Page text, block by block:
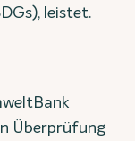
leistet.
Überprüfung